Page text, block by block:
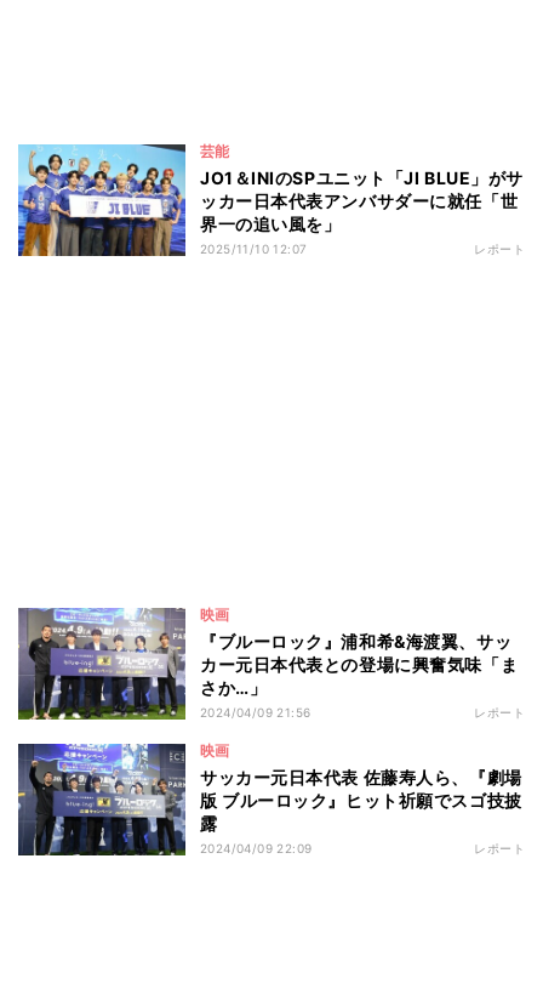
芸能
JO1＆INIのSPユニット「JI BLUE」がサ
ッカー日本代表アンバサダーに就任「世
界一の追い風を」
2025/11/10 12:07 レポート
映画
『ブルーロック』浦和希&海渡翼、サッ
カー元日本代表との登場に興奮気味「ま
さか…」
2024/04/09 21:56 レポート
映画
サッカー元日本代表 佐藤寿人ら、『劇場
版 ブルーロック』ヒット祈願でスゴ技披
露
2024/04/09 22:09 レポート